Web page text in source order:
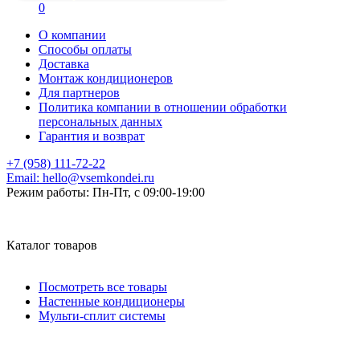
0
О компании
Способы оплаты
Доставка
Монтаж кондиционеров
Для партнеров
Политика компании в отношении обработки
персональных данных
Гарантия и возврат
+7 (958) 111-72-22
Email: hello@vsemkondei.ru
Режим работы: Пн-Пт, с 09:00-19:00
Каталог товаров
Посмотреть все товары
Настенные кондиционеры
Мульти-сплит системы